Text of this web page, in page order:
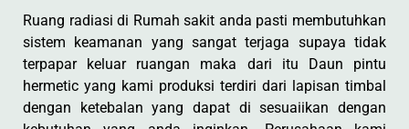
Ruang radiasi di Rumah sakit anda pasti membutuhkan
sistem keamanan yang sangat terjaga supaya tidak
terpapar keluar ruangan maka dari itu Daun pintu
hermetic yang kami produksi terdiri dari lapisan timbal
dengan ketebalan yang dapat di sesuaiikan dengan